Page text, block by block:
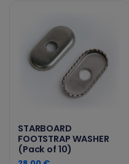
STARBOARD
FOOTSTRAP WASHER
(Pack of 10)